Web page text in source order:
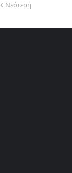
Νεότερη